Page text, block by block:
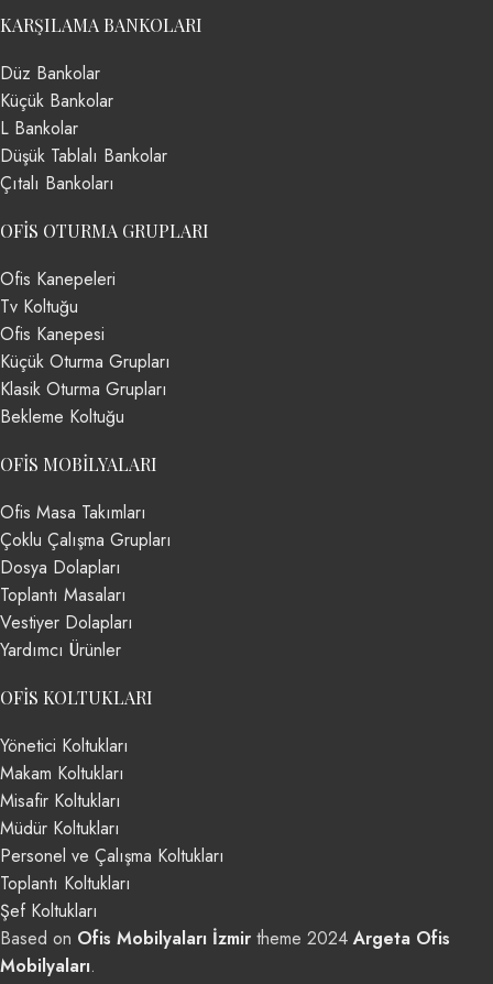
KARŞILAMA BANKOLARI
Düz Bankolar
Küçük Bankolar
L Bankolar
Düşük Tablalı Bankolar
Çıtalı Bankoları
OFIS OTURMA GRUPLARI
Ofis Kanepeleri
Tv Koltuğu
Ofis Kanepesi
Küçük Oturma Grupları
Klasik Oturma Grupları
Bekleme Koltuğu
OFIS MOBILYALARI
Ofis Masa Takımları
Çoklu Çalışma Grupları
Dosya Dolapları
Toplantı Masaları
Vestiyer Dolapları
Yardımcı Ürünler
OFIS KOLTUKLARI
Yönetici Koltukları
Makam Koltukları
Misafir Koltukları
Müdür Koltukları
Personel ve Çalışma Koltukları
Toplantı Koltukları
Şef Koltukları
Based on Ofis Mobilyaları İzmir theme 2024Argeta Ofis
Mobilyaları.